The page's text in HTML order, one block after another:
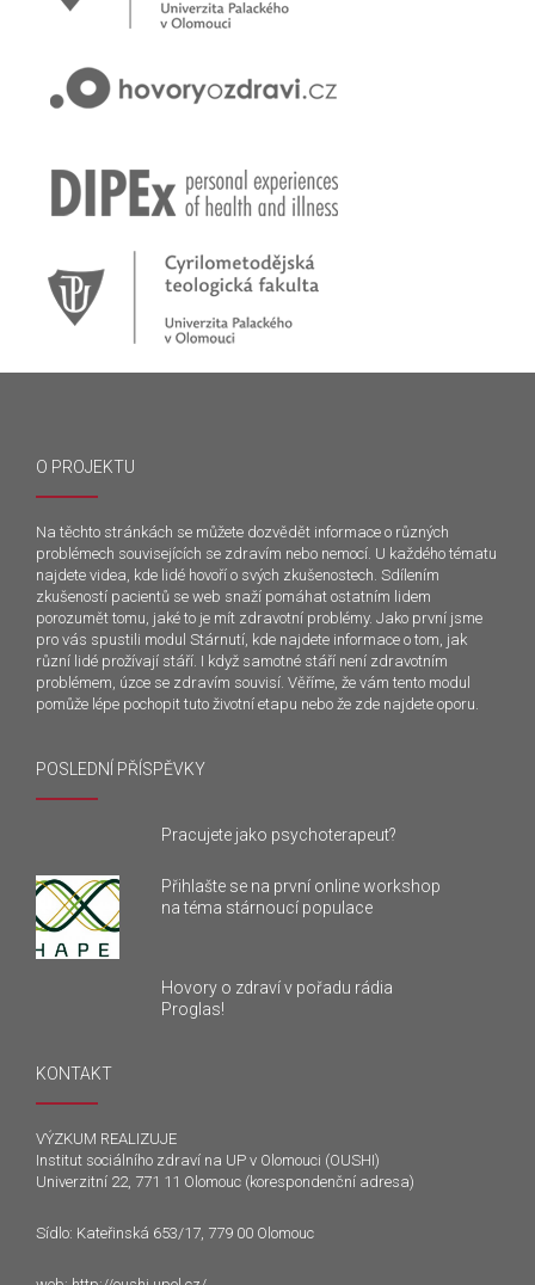
Přihlašte se na první online workshop na téma stárnoucí
Zkušenosti rodičů dětí s epilepsií
Začínáme nové téma! Sluchová vada u dětí
O PROJEKTU
Na těchto stránkách se můžete dozvědět informace o různých
problémech souvisejících se zdravím nebo nemocí. U každého tématu
najdete videa, kde lidé hovoří o svých zkušenostech. Sdílením
zkušeností pacientů se web snaží pomáhat ostatním lidem
porozumět tomu, jaké to je mít zdravotní problémy. Jako první jsme
pro vás spustili modul Stárnutí, kde najdete informace o tom, jak
různí lidé prožívají stáří. I když samotné stáří není zdravotním
problémem, úzce se zdravím souvisí. Věříme, že vám tento modul
pomůže lépe pochopit tuto životní etapu nebo že zde najdete oporu.
POSLEDNÍ PŘÍSPĚVKY
Pracujete jako psychoterapeut?
Přihlašte se na první online workshop
na téma stárnoucí populace
Hovory o zdraví v pořadu rádia
Proglas!
KONTAKT
VÝZKUM REALIZUJE
Institut sociálního zdraví na UP v Olomouci (OUSHI)
Univerzitní 22, 771 11 Olomouc (korespondenční adresa)
Sídlo: Kateřinská 653/17, 779 00 Olomouc